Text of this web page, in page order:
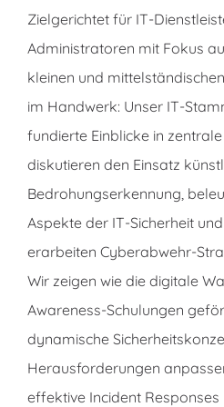
Zielgerichtet für IT-
Administratoren mit Fokus
kleinen und
im Handwerk: Unser IT-
fundierte Einblicke in
diskutieren den Einsatz
Bedrohungserkennung,
Aspekte der IT-Sicherheit
erarbeiten Cyberabwehr-
Wir zeigen wie die digitale
Awareness-Schulungen
dynamische
Herausforderungen
effektive Incident